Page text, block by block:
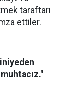
taraftarı
ettiler.